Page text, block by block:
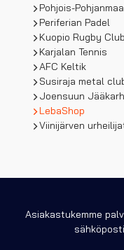
Pohjois-
Periferian Padel
Kuopio Rugby Club
Karjalan Tennis
AFC Keltik
Susiraja metal
Joensuun
LebaShop
Viinijärven
Asiakastukemme